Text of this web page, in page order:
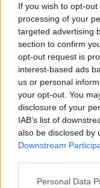
If you wish to opt-
processing of your
targeted advertising
section to confirm
opt-out request is
interest-based ads
us or personal
your opt-out. You
disclosure of your
IAB’s list of
also be disclosed by
Downstream
Personal Data
2024-03-15
Nuova
nuovi macchinari,
piccole e medi
Ministero
Dipartimento per le
28.945 euro
2024-03-07
Misure
perduto a
modificato da C(20
agenzia delle
1.158 euro